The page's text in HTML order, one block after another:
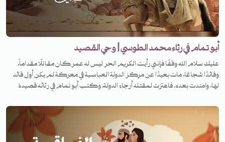
أبو تمام في رثاء محمد الطوسي | وحي القصيد
عليك سلام الله وقفًا فإنني رأيت الكريم الحر ليس له عمر كان مقاتلًا مقداماً،
وقائدًا شجاعًا، مات بعيدًا عن مركز الدولة العباسية في معركة لم يكن أول قائد
لها، وامتدت بعده. فاهتزت لمقتله أرجاء الدولة، وكتب أبو تمام في رثائه قصيدة
القصيدة؟ لمعرفة القصة تابعونا على منصات تنوين بودكاست في برنامج وحي
القصيد.